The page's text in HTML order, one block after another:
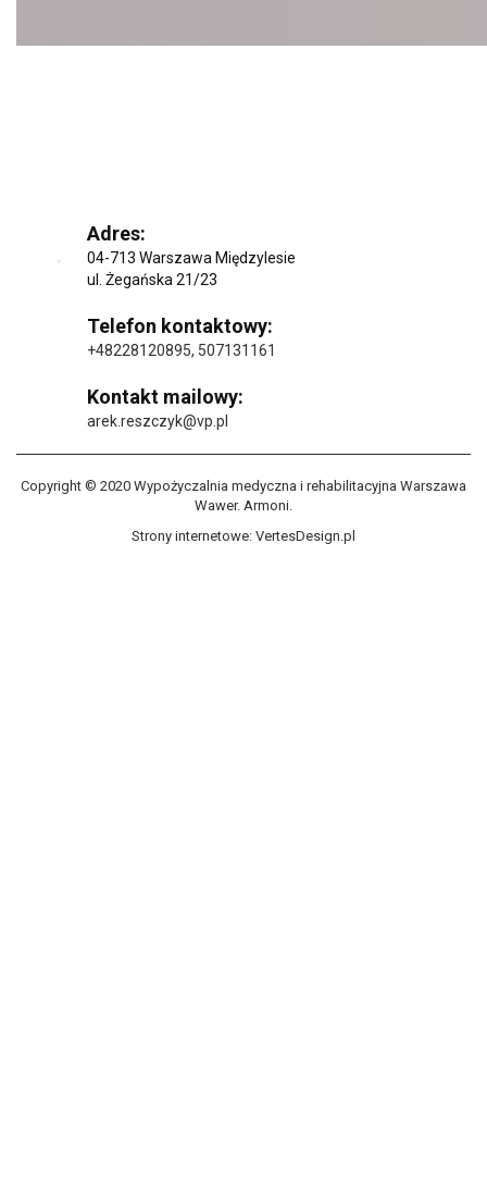
Adres:
04-713 Warszawa Międzylesie
ul. Żegańska 21/23
Telefon kontaktowy:
+48228120895, 507131161
Kontakt mailowy:
arek.reszczyk@vp.pl
Copyright © 2020 Wypożyczalnia medyczna i rehabilitacyjna Warszawa
Wawer. Armoni.
Strony internetowe: VertesDesign.pl